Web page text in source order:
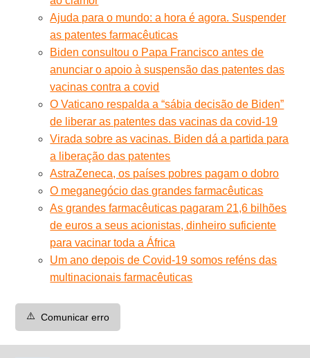
Ajuda para o mundo: a hora é agora. Suspender
as patentes farmacêuticas
Biden consultou o Papa Francisco antes de
anunciar o apoio à suspensão das patentes das
vacinas contra a covid
O Vaticano respalda a “sábia decisão de Biden”
de liberar as patentes das vacinas da covid-19
Virada sobre as vacinas. Biden dá a partida para
a liberação das patentes
AstraZeneca, os países pobres pagam o dobro
O meganegócio das grandes farmacêuticas
As grandes farmacêuticas pagaram 21,6 bilhões
de euros a seus acionistas, dinheiro suficiente
para vacinar toda a África
Um ano depois de Covid-19 somos reféns das
multinacionais farmacêuticas
⚠️ Comunicar erro